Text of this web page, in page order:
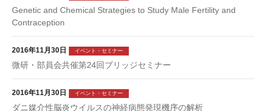
Genetic and Chemical Strategies to Study Male Fertility and
Contraception
2016年11月30日 イベント・セミナー
微研・部員会共催第24回ブリッジセミナー
2016年11月30日 イベント・セミナー
ダニ媒介性脳炎ウイルスの神経病態発現機序の解析